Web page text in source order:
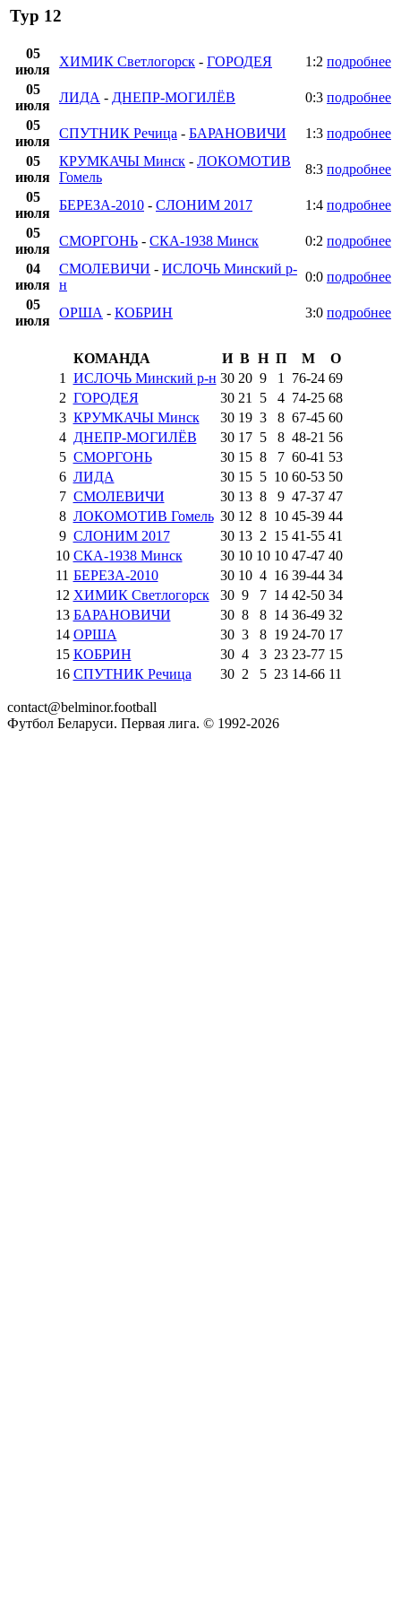
Тур 12
05
июля
ХИМИК Светлогорск - ГОРОДЕЯ 1:2 подробнее
05
июля
ЛИДА - ДНЕПР-МОГИЛЁВ 0:3 подробнее
05
июля
СПУТНИК Речица - БАРАНОВИЧИ 1:3 подробнее
05
июля
КРУМКАЧЫ Минск - ЛОКОМОТИВ
Гомель
8:3 подробнее
05
июля
БЕРЕЗА-2010 - СЛОНИМ 2017 1:4 подробнее
05
июля
СМОРГОНЬ - СКА-1938 Минск 0:2 подробнее
04
июля
СМОЛЕВИЧИ - ИСЛОЧЬ Минский р-
н
0:0 подробнее
05
июля
ОРША - КОБРИН 3:0 подробнее
КОМАНДА И В Н П М
О
1
ИСЛОЧЬ Минский р-н 30 20 9 1 76-24 69
2 ГОРОДЕЯ 30 21 5 4 74-25 68
3 КРУМКАЧЫ Минск 30 19 3 8 67-45 60
4 ДНЕПР-МОГИЛЁВ 30 17 5 8 48-21 56
5 СМОРГОНЬ 30 15 8 7 60-41 53
6 ЛИДА 30 15 5 10 60-53 50
7 СМОЛЕВИЧИ 30 13 8 9 47-37 47
8 ЛОКОМОТИВ Гомель 30 12 8 10 45-39 44
9 СЛОНИМ 2017 30 13 2 15 41-55 41
10 СКА-1938 Минск 30 10 10 10 47-47 40
11 БЕРЕЗА-2010 30 10 4 16 39-44 34
12 ХИМИК Светлогорск 30 9 7 14 42-50 34
13 БАРАНОВИЧИ 30 8 8 14 36-49 32
14 ОРША 30 3 8 19 24-70 17
15 КОБРИН 30 4 3 23 23-77 15
16 СПУТНИК Речица 30 2 5 23 14-66 11
contact@belminor.football
Футбол Беларуси. Первая лига. © 1992-2026